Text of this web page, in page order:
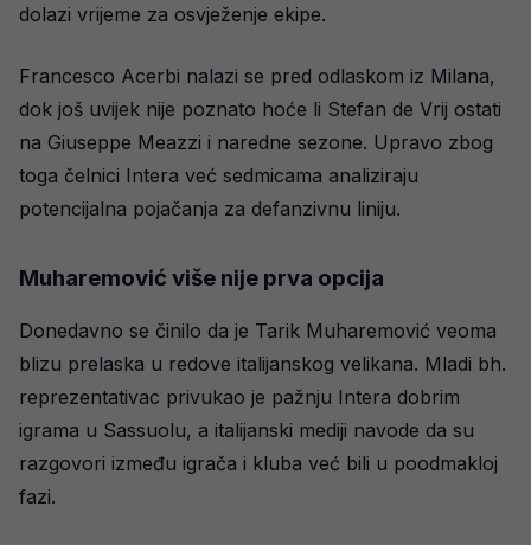
dolazi vrijeme za osvježenje ekipe.
Francesco Acerbi nalazi se pred odlaskom iz Milana,
dok još uvijek nije poznato hoće li Stefan de Vrij ostati
na Giuseppe Meazzi i naredne sezone. Upravo zbog
toga čelnici Intera već sedmicama analiziraju
potencijalna pojačanja za defanzivnu liniju.
Muharemović više nije prva opcija
Donedavno se činilo da je Tarik Muharemović veoma
blizu prelaska u redove italijanskog velikana. Mladi bh.
reprezentativac privukao je pažnju Intera dobrim
igrama u Sassuolu, a italijanski mediji navode da su
razgovori između igrača i kluba već bili u poodmakloj
fazi.